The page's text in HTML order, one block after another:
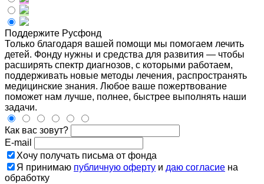
Поддержите Русфонд
Только благодаря вашей помощи мы помогаем лечить
детей. Фонду нужны и средства для развития — чтобы
расширять спектр диагнозов, с которыми работаем,
поддерживать новые методы лечения, распространять
медицинские знания. Любое ваше пожертвование
поможет нам лучше, полнее, быстрее выполнять наши
задачи.
Как вас зовут?
E-mail
Хочу получать письма от фонда
Я принимаю публичную оферту и даю согласие на
обработку